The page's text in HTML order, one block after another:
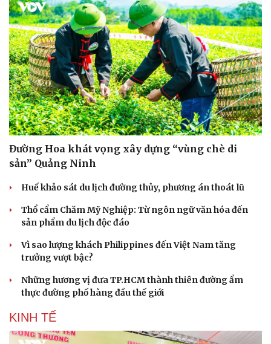
Doanh nghiệp
Thông tin doanh nghiệp
Doanh nghiệp 24h
Doanh nhân
Vì cộng đồng
Công nghệ
Sành điệu
Tin Công nghệ
Trải nghiệm
Chuyển đổi số
Đường Hoa khát vọng xây dựng “vùng chè di
sản” Quảng Ninh
Huế khảo sát du lịch đường thủy, phương án thoát lũ
Thổ cẩm Chăm Mỹ Nghiệp: Từ ngôn ngữ văn hóa đến
sản phẩm du lịch độc đáo
Vì sao lượng khách Philippines đến Việt Nam tăng
trưởng vượt bậc?
Những hương vị đưa TP.HCM thành thiên đường ẩm
thực đường phố hàng đầu thế giới
KINH TẾ